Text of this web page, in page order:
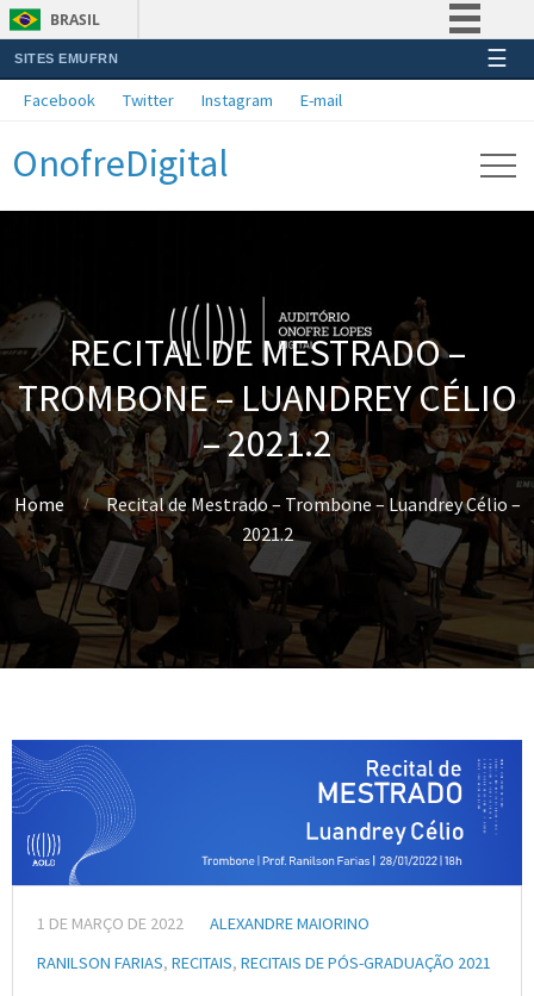
BRASIL
Simplifique!
Acesso à informação
SITES EMUFRN ☰
Facebook Twitter Instagram E-mail
OnofreDigital
RECITAL DE MESTRADO –
TROMBONE – LUANDREY CÉLIO
– 2021.2
Home
Recital de Mestrado – Trombone – Luandrey Célio –
2021.2
1 DE MARÇO DE 2022
ALEXANDRE MAIORINO
RANILSON FARIAS, RECITAIS, RECITAIS DE PÓS-GRADUAÇÃO 2021